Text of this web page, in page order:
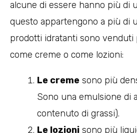
alcune di essere hanno più di
questo appartengono a più di
prodotti idratanti sono venduti
come creme o come lozioni:
Le creme sono più
Sono una emulsione di
contenuto di grassi).
Le lozioni sono più